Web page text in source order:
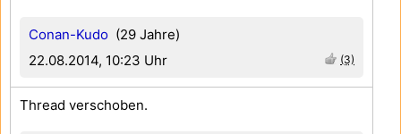
Conan-Kudo (29 Jahre)
22.08.2014, 10:23 Uhr
(3)
Thread verschoben.